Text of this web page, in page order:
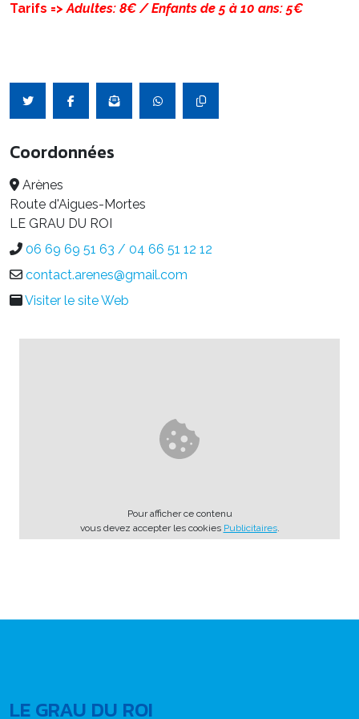
Tarifs => Adultes: 8€ / Enfants de 5 à 10 ans: 5€
Coordonnées
Arènes
Route d'Aigues-Mortes
LE GRAU DU ROI
06 69 69 51 63 / 04 66 51 12 12
contact.arenes@gmail.com
Visiter le site Web
Pour afficher ce contenu
vous devez accepter les cookies Publicitaires.
LE GRAU DU ROI